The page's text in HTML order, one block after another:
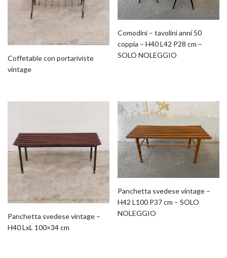
Coffetable con portariviste
vintage
Comodini – tavolini anni 50
coppia – H40 L42 P28 cm –
SOLO NOLEGGIO
Panchetta svedese vintage –
H40 LxL 100×34 cm
Panchetta svedese vintage –
H42 L100 P37 cm – SOLO
NOLEGGIO